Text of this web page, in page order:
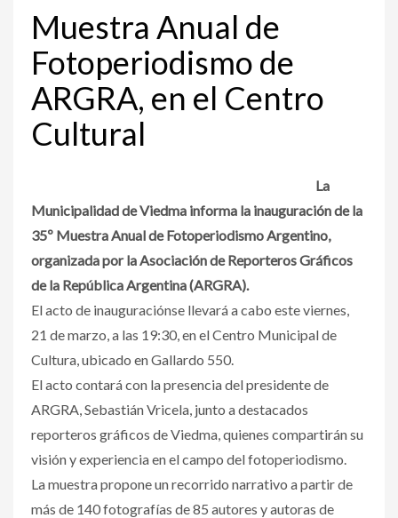
Muestra Anual de
Fotoperiodismo de
ARGRA, en el Centro
Cultural
La
Municipalidad de Viedma informa la inauguración de la
35º Muestra Anual de Fotoperiodismo Argentino,
organizada por la Asociación de Reporteros Gráficos
de la República Argentina (ARGRA).
El acto de inauguraciónse llevará a cabo este viernes,
21 de marzo, a las 19:30, en el Centro Municipal de
Cultura, ubicado en Gallardo 550.
El acto contará con la presencia del presidente de
ARGRA, Sebastián Vricela, junto a destacados
reporteros gráficos de Viedma, quienes compartirán su
visión y experiencia en el campo del fotoperiodismo.
La muestra propone un recorrido narrativo a partir de
más de 140 fotografías de 85 autores y autoras de